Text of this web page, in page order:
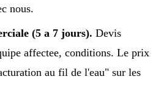
nous.
(5 a 7 jours). Devis
affectee, conditions. Le prix
au fil de l'eau" sur les